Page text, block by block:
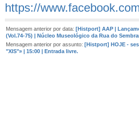
https://
Mensagem anterior por data: [Histport] AAP |
(Vol.74-75) | Núcleo Museológico da Rua do
Mensagem anterior por assunto: [Histport] HOJE -
"XIS"» | 15:00 | Entrada livre.